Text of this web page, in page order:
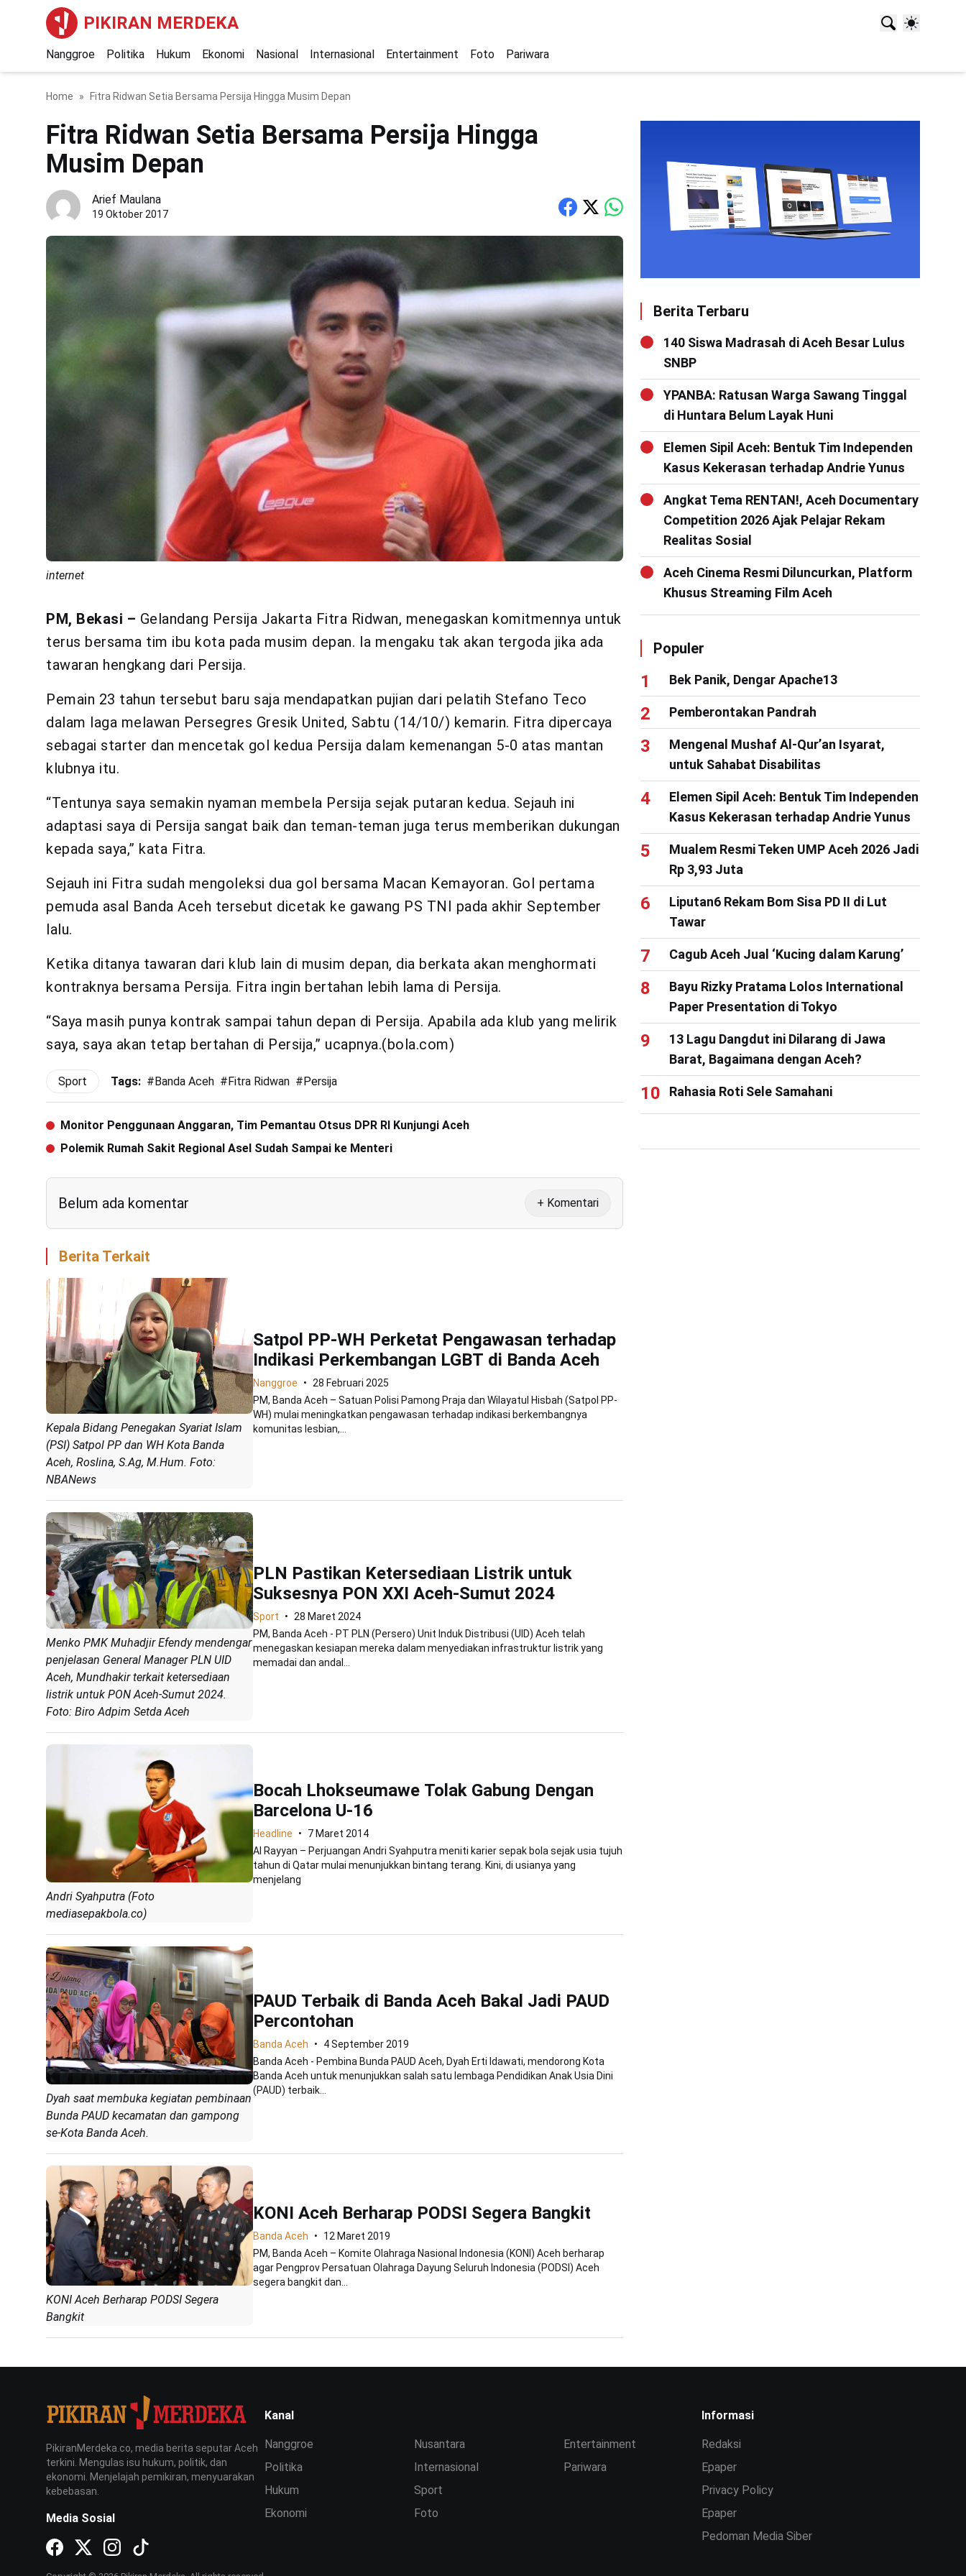
PIKIRAN MERDEKA
Nanggroe Politika Hukum Ekonomi Nasional Internasional Entertainment Foto Pariwara
Home Fitra Ridwan Setia Bersama Persija Hingga Musim Depan
Fitra Ridwan Setia Bersama Persija Hingga
Musim Depan
Arief Maulana
19 Oktober 2017
internet
PM, Bekasi – Gelandang Persija Jakarta Fitra Ridwan, menegaskan komitmennya untuk
terus bersama tim ibu kota pada musim depan. Ia mengaku tak akan tergoda jika ada
tawaran hengkang dari Persija.
Pemain 23 tahun tersebut baru saja mendapatkan pujian dari pelatih Stefano Teco
dalam laga melawan Persegres Gresik United, Sabtu (14/10/) kemarin. Fitra dipercaya
sebagai starter dan mencetak gol kedua Persija dalam kemenangan 5-0 atas mantan
klubnya itu.
“Tentunya saya semakin nyaman membela Persija sejak putaran kedua. Sejauh ini
adaptasi saya di Persija sangat baik dan teman-teman juga terus memberikan dukungan
kepada saya,” kata Fitra.
Sejauh ini Fitra sudah mengoleksi dua gol bersama Macan Kemayoran. Gol pertama
pemuda asal Banda Aceh tersebut dicetak ke gawang PS TNI pada akhir September
lalu.
Ketika ditanya tawaran dari klub lain di musim depan, dia berkata akan menghormati
kontraknya bersama Persija. Fitra ingin bertahan lebih lama di Persija.
“Saya masih punya kontrak sampai tahun depan di Persija. Apabila ada klub yang melirik
saya, saya akan tetap bertahan di Persija,” ucapnya.(bola.com)
Sport Tags: #Banda Aceh #Fitra Ridwan #Persija
Monitor Penggunaan Anggaran, Tim Pemantau Otsus DPR RI Kunjungi Aceh
Polemik Rumah Sakit Regional Asel Sudah Sampai ke Menteri
Belum ada komentar + Komentari
Berita Terkait
Kepala Bidang Penegakan Syariat Islam
(PSI) Satpol PP dan WH Kota Banda
Aceh, Roslina, S.Ag, M.Hum. Foto:
NBANews
Satpol PP-WH Perketat Pengawasan terhadap
Indikasi Perkembangan LGBT di Banda Aceh
Nanggroe
28 Februari 2025
PM, Banda Aceh – Satuan Polisi Pamong Praja dan Wilayatul Hisbah (Satpol PP-
WH) mulai meningkatkan pengawasan terhadap indikasi berkembangnya
komunitas lesbian,...
Menko PMK Muhadjir Efendy mendengar
penjelasan General Manager PLN UID
Aceh, Mundhakir terkait ketersediaan
listrik untuk PON Aceh-Sumut 2024.
Foto: Biro Adpim Setda Aceh
PLN Pastikan Ketersediaan Listrik untuk
Suksesnya PON XXI Aceh-Sumut 2024
Sport
28 Maret 2024
PM, Banda Aceh - PT PLN (Persero) Unit Induk Distribusi (UID) Aceh telah
menegaskan kesiapan mereka dalam menyediakan infrastruktur listrik yang
memadai dan andal...
Andri Syahputra (Foto
mediasepakbola.co)
Bocah Lhokseumawe Tolak Gabung Dengan
Barcelona U-16
Headline
7 Maret 2014
Al Rayyan – Perjuangan Andri Syahputra meniti karier sepak bola sejak usia tujuh
tahun di Qatar mulai menunjukkan bintang terang. Kini, di usianya yang
menjelang
Dyah saat membuka kegiatan pembinaan
Bunda PAUD kecamatan dan gampong
se-Kota Banda Aceh.
PAUD Terbaik di Banda Aceh Bakal Jadi PAUD
Percontohan
Banda Aceh
4 September 2019
Banda Aceh - Pembina Bunda PAUD Aceh, Dyah Erti Idawati, mendorong Kota
Banda Aceh untuk menunjukkan salah satu lembaga Pendidikan Anak Usia Dini
(PAUD) terbaik...
KONI Aceh Berharap PODSI Segera
Bangkit
KONI Aceh Berharap PODSI Segera Bangkit
Banda Aceh
12 Maret 2019
PM, Banda Aceh – Komite Olahraga Nasional Indonesia (KONI) Aceh berharap
agar Pengprov Persatuan Olahraga Dayung Seluruh Indonesia (PODSI) Aceh
segera bangkit dan...
Berita Terbaru
140 Siswa Madrasah di Aceh Besar Lulus
SNBP
YPANBA: Ratusan Warga Sawang Tinggal
di Huntara Belum Layak Huni
Elemen Sipil Aceh: Bentuk Tim Independen
Kasus Kekerasan terhadap Andrie Yunus
Angkat Tema RENTAN!, Aceh Documentary
Competition 2026 Ajak Pelajar Rekam
Realitas Sosial
Aceh Cinema Resmi Diluncurkan, Platform
Khusus Streaming Film Aceh
Populer
Bek Panik, Dengar Apache13
Pemberontakan Pandrah
Mengenal Mushaf Al-Qur’an Isyarat,
untuk Sahabat Disabilitas
Elemen Sipil Aceh: Bentuk Tim Independen
Kasus Kekerasan terhadap Andrie Yunus
Mualem Resmi Teken UMP Aceh 2026 Jadi
Rp 3,93 Juta
Liputan6 Rekam Bom Sisa PD II di Lut
Tawar
Cagub Aceh Jual ‘Kucing dalam Karung’
Bayu Rizky Pratama Lolos International
Paper Presentation di Tokyo
13 Lagu Dangdut ini Dilarang di Jawa
Barat, Bagaimana dengan Aceh?
Rahasia Roti Sele Samahani
PikiranMerdeka.co, media berita seputar Aceh
terkini. Mengulas isu hukum, politik, dan
ekonomi. Menjelajah pemikiran, menyuarakan
kebebasan.
Media Sosial
Kanal
Nanggroe
Politika
Hukum
Ekonomi
Nusantara
Internasional
Sport
Foto
Entertainment
Pariwara
Informasi
Redaksi
Epaper
Privacy Policy
Epaper
Pedoman Media Siber